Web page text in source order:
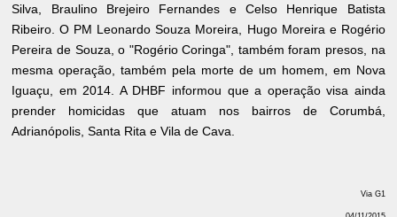
Silva, Braulino Brejeiro Fernandes e Celso Henrique Batista
Ribeiro. O PM Leonardo Souza Moreira, Hugo Moreira e Rogério
Pereira de Souza, o "Rogério Coringa", também foram presos, na
mesma operação, também pela morte de um homem, em Nova
Iguaçu, em 2014. A DHBF informou que a operação visa ainda
prender homicidas que atuam nos bairros de Corumbá,
Adrianópolis, Santa Rita e Vila de Cava.
Via G1